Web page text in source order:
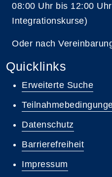
08:00 Uhr bis 12:00
Integrationskurse)
Oder nach
Quicklinks
Erweiterte Suche
Datenschutz
Barrierefreiheit
Impressum